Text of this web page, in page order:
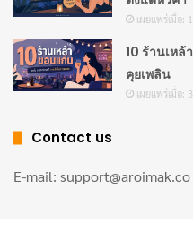
แห้ง มีเม็ดใหญ่กว่าแล
อาหารทั่วไป
แร่ธาตุเหล็ก ให้รสชา
กว่า
เผยแพร่เมื่อ:
10 ร้านเหล้
คุยเพลิน
เผยแพร่เมื่อ:
Contact us
E-mail: support@aroimak.co